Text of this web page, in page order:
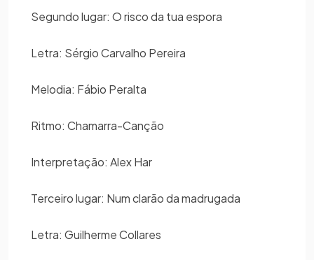
Segundo lugar: O risco da tua espora
Letra: Sérgio Carvalho Pereira
Melodia: Fábio Peralta
Ritmo: Chamarra-Canção
Interpretação: Alex Har
Terceiro lugar: Num clarão da madrugada
Letra: Guilherme Collares